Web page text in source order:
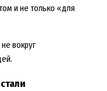
и не только «для
вокруг